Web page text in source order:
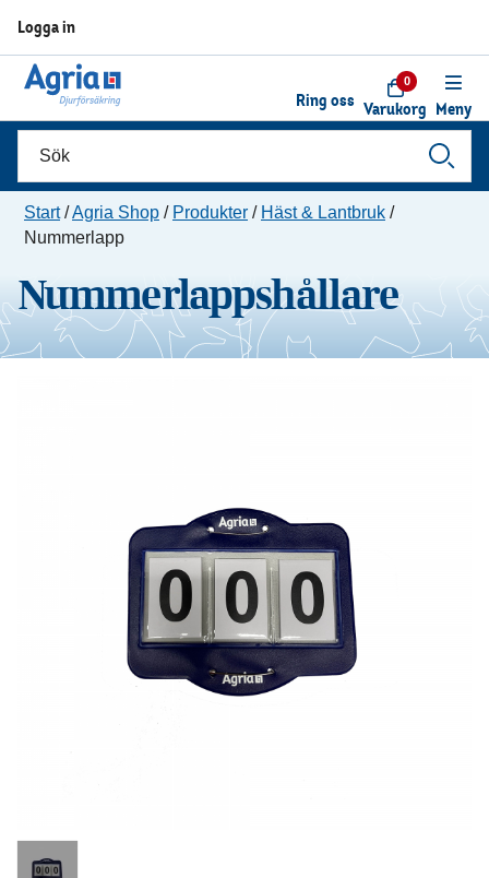
Logga in
Ring oss
0
Varukorg Meny
Start/Agria Shop / Produkter / Häst & Lantbruk /
Nummerlapp
Nummerlappshållare